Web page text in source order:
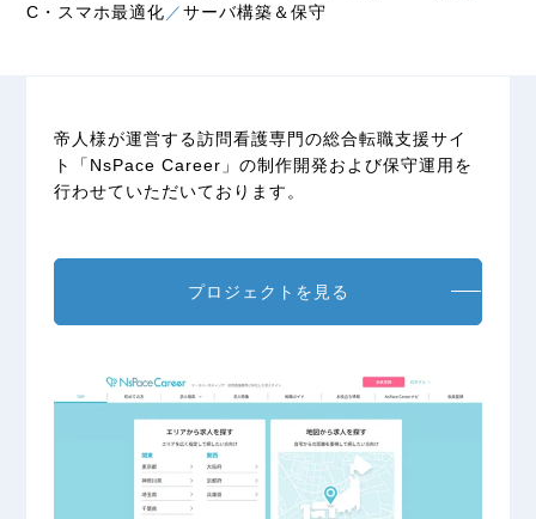
C・スマホ最適化
サーバ構築＆保守
帝人様が運営する訪問看護専門の総合転職支援サイ
ト「NsPace Career」の制作開発および保守運用を
行わせていただいております。
プロジェクトを見る